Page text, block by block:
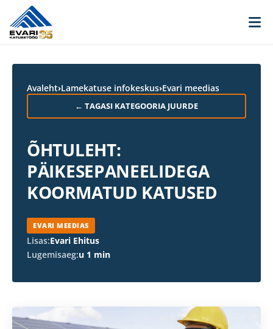
Skip to content
Avaleht›Lamekatuse infokeskus›Evari meedias
← TAGASI KATEGOORIA JUURDE
ÕHTULEHT:
PÄIKESEPANEELIDEGA
KOORMATUD KATUSED
EVARI MEEDIAS
Lisas:Evari Ehitus
Lugemisaeg:u 1 min